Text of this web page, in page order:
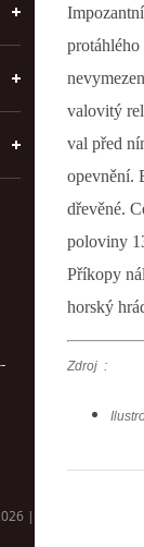
|
valovitý
val před
opevnění.
dřevěné.
poloviny
Příkopy
horský
Zdroj :